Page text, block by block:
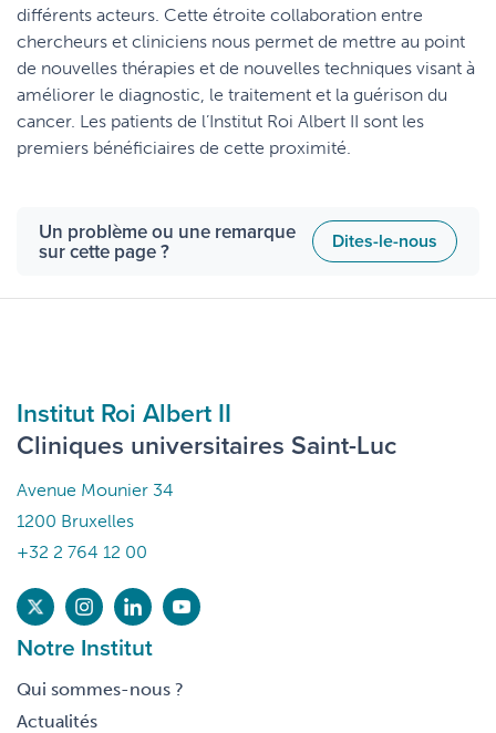
différents acteurs. Cette étroite collaboration entre
chercheurs et cliniciens nous permet de mettre au point
de nouvelles thérapies et de nouvelles techniques visant à
améliorer le diagnostic, le traitement et la guérison du
cancer. Les patients de l’Institut Roi Albert II sont les
premiers bénéficiaires de cette proximité.
Un problème ou une remarque
sur cette page ? Dites-le-nous
Institut Roi Albert II
Cliniques universitaires Saint-Luc
Avenue Mounier 34
1200 Bruxelles
+32 2 764 12 00
Notre Institut
Qui sommes-nous ?
Actualités